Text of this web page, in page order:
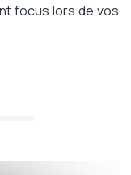
focus lors de vos